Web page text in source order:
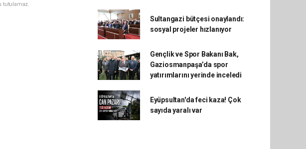
tutulamaz.
Sultangazi bütçesi onaylandı:
sosyal projeler hızlanıyor
Gençlik ve Spor Bakanı Bak,
Gaziosmanpaşa’da spor
yatırımlarını yerinde inceledi
Eyüpsultan'da feci kaza! Çok
sayıda yaralı var